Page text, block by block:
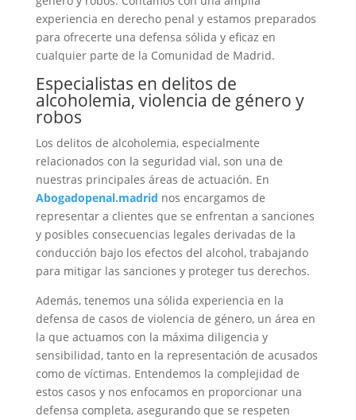
experiencia en derecho penal y estamos preparados
para ofrecerte una defensa sólida y eficaz en
cualquier parte de la Comunidad de Madrid.
Especialistas en delitos de
alcoholemia, violencia de género y
robos
Los delitos de alcoholemia, especialmente
relacionados con la seguridad vial, son una de
nuestras principales áreas de actuación. En
Abogadopenal.madrid nos encargamos de
representar a clientes que se enfrentan a sanciones
y posibles consecuencias legales derivadas de la
conducción bajo los efectos del alcohol, trabajando
para mitigar las sanciones y proteger tus derechos.
Además, tenemos una sólida experiencia en la
defensa de casos de violencia de género, un área en
la que actuamos con la máxima diligencia y
sensibilidad, tanto en la representación de acusados
como de víctimas. Entendemos la complejidad de
estos casos y nos enfocamos en proporcionar una
defensa completa, asegurando que se respeten